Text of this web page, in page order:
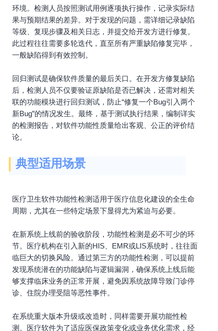
环境。检测人员按照测试用例逐项执行操作，记录实际结
果与预期结果的差异。对于发现的问题，需详细记录缺陷
等级、复现步骤及相关日志，并提交给开发方进行修复。
此过程往往需要多轮迭代，直至所有严重缺陷修复完毕，
一般缺陷得到有效控制。
回归测试是确保软件质量的最后关口。在开发方修复缺陷
后，检测人员不仅要验证原缺陷是否已解决，还需对相关
联的功能模块进行回归测试，防止“修复一个Bug引入两个
新Bug”的情况发生。最终，基于测试执行结果，编制详实
的检测报告，对软件功能性质量给出客观、公正的评价结
论。
典型适用场景
医疗卫生软件功能性检测适用于医疗信息化建设的全生命
周期，尤其在一些特定场景下显得尤为紧迫与必要。
在新系统上线前的验收阶段，功能性检测是必不可少的环
节。医疗机构在引入新的HIS、EMR或LIS系统时，往往面
临巨大的切换风险。通过第三方的功能性检测，可以提前
发现系统潜在的功能缺陷与逻辑漏洞，确保系统上线后能
够支撑临床业务的正常开展，避免因系统故障导致门诊停
诊、住院办理受阻等恶性事件。
在系统重大版本升级或改造时，同样需要开展功能性检
测。医疗软件为了适应医保政策变化或业务优化需求，经